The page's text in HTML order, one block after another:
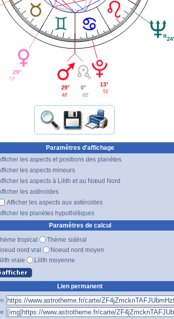
29°
53'
29°
48'
0°
02'
13°
51'
Paramètres d'affichage
les aspects et positions des planètes
les aspects mineurs
les aspects à Lilith et au Nœud Nord
les astéroïdes
Afficher les aspects aux astéroïdes
les planètes hypothétiques
Paramètres de calcul
tropical
Thème sidéral
nord vrai
Noeud nord moyen
vraie
Lilith moyenne
Lien permanent